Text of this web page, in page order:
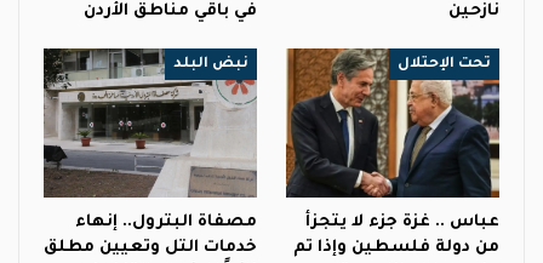
نازحين
في باقي مناطق الأردن
تحت الإحتلال
عباس .. غزة جزء لا يتجزأ
من دولة فلسطين وإذا تم
نبض البلد
مصفاة البترول.. إنهاء
خدمات التل وتعيين مطلق